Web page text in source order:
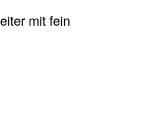
mit fein